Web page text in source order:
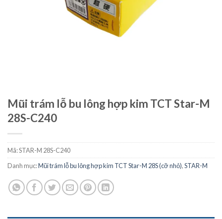
Mũi trám lỗ bu lông hợp kim TCT Star-M
28S-C240
Mã:STAR-M 28S-C240
Danh mục:Mũi trám lỗ bu lông hợp kim TCT Star-M 28S (cỡ nhỏ),STAR-M